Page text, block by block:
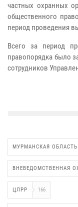
частных охранных
общественного
период проведения
Всего за период
правопорядка было
сотрудников
МУРМАНСКАЯ ОБЛАСТЬ
ВНЕВЕДОМСТВЕННАЯ
ЦЛРР 166